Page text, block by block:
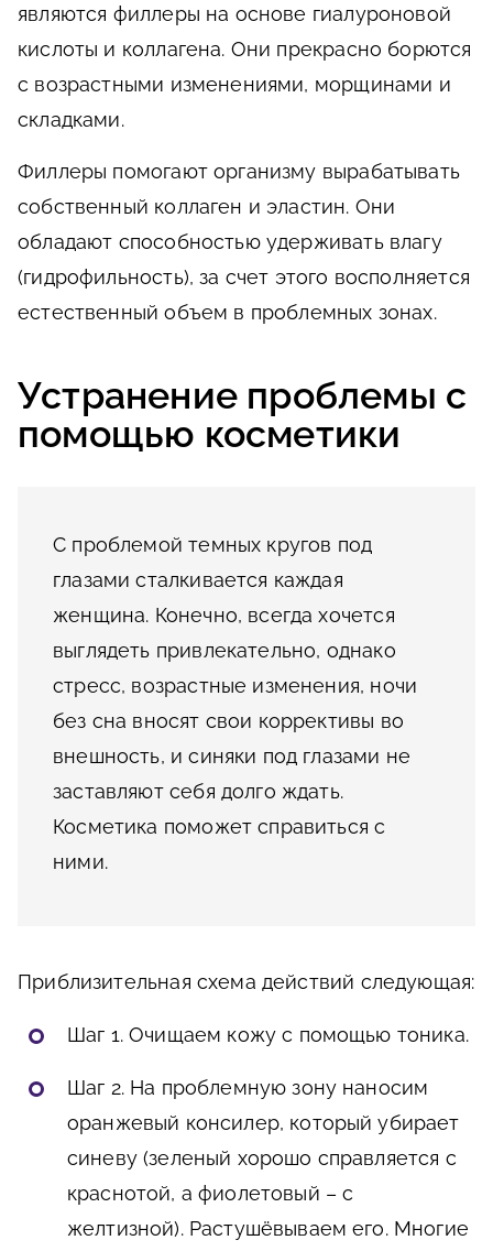
являются филлеры на основе гиалуроновой
кислоты и коллагена. Они прекрасно борются
с возрастными изменениями, морщинами и
складками.
Филлеры помогают организму вырабатывать
собственный коллаген и эластин. Они
обладают способностью удерживать влагу
(гидрофильность), за счет этого восполняется
естественный объем в проблемных зонах.
Устранение проблемы с
помощью косметики
С проблемой темных кругов под
глазами сталкивается каждая
женщина. Конечно, всегда хочется
выглядеть привлекательно, однако
стресс, возрастные изменения, ночи
без сна вносят свои коррективы во
внешность, и синяки под глазами не
заставляют себя долго ждать.
Косметика поможет справиться с
ними.
Приблизительная схема действий следующая:
Шаг 1. Очищаем кожу с помощью тоника.
Шаг 2. На проблемную зону наносим
оранжевый консилер, который убирает
синеву (зеленый хорошо справляется с
краснотой, а фиолетовый – с
желтизной). Растушёвываем его. Многие